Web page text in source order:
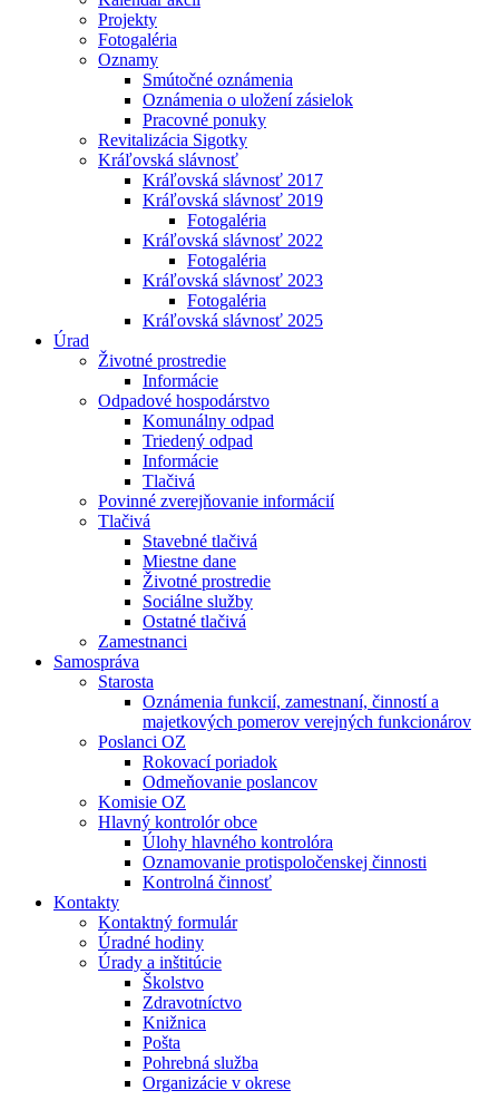
Projekty
Fotogaléria
Oznamy
Smútočné oznámenia
Oznámenia o uložení zásielok
Pracovné ponuky
Revitalizácia Sigotky
Kráľovská slávnosť
Kráľovská slávnosť 2017
Kráľovská slávnosť 2019
Fotogaléria
Kráľovská slávnosť 2022
Fotogaléria
Kráľovská slávnosť 2023
Fotogaléria
Kráľovská slávnosť 2025
Úrad
Životné prostredie
Informácie
Odpadové hospodárstvo
Komunálny odpad
Triedený odpad
Informácie
Tlačivá
Povinné zverejňovanie informácií
Tlačivá
Stavebné tlačivá
Miestne dane
Životné prostredie
Sociálne služby
Ostatné tlačivá
Zamestnanci
Samospráva
Starosta
Oznámenia funkcií, zamestnaní, činností a
majetkových pomerov verejných funkcionárov
Poslanci OZ
Rokovací poriadok
Odmeňovanie poslancov
Komisie OZ
Hlavný kontrolór obce
Úlohy hlavného kontrolóra
Oznamovanie protispoločenskej činnosti
Kontrolná činnosť
Kontakty
Kontaktný formulár
Úradné hodiny
Úrady a inštitúcie
Školstvo
Zdravotníctvo
Knižnica
Pošta
Pohrebná služba
Organizácie v okrese